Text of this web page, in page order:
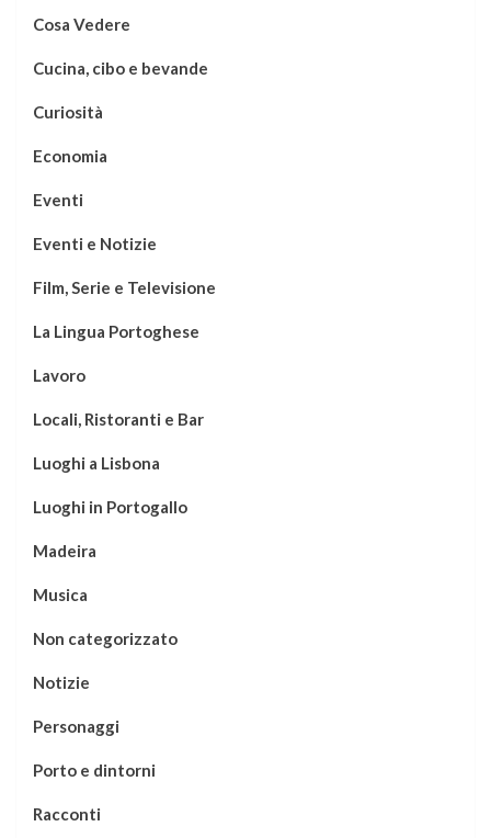
Cosa Vedere
Cucina, cibo e bevande
Curiosità
Economia
Eventi
Eventi e Notizie
Film, Serie e Televisione
La Lingua Portoghese
Lavoro
Locali, Ristoranti e Bar
Luoghi a Lisbona
Luoghi in Portogallo
Madeira
Musica
Non categorizzato
Notizie
Personaggi
Porto e dintorni
Racconti